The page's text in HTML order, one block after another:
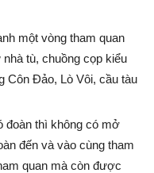
một vòng tham quan
tù, chuồng cọp kiểu
Côn Đảo, Lò Vôi, cầu tàu
đoàn thì không có mở
đến và vào cùng tham
quan mà còn được